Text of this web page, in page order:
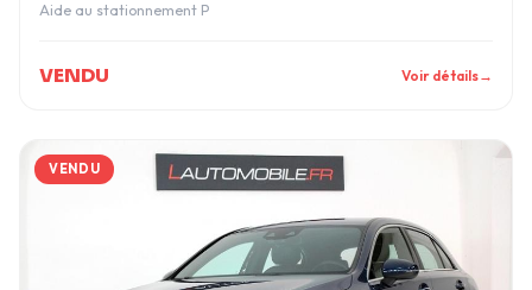
Aide au stationnement P
VENDU Voir détails→
VENDU